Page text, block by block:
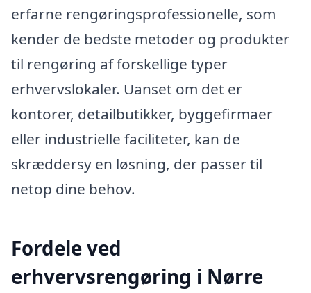
erfarne rengøringsprofessionelle, som
kender de bedste metoder og produkter
til rengøring af forskellige typer
erhvervslokaler. Uanset om det er
kontorer, detailbutikker, byggefirmaer
eller industrielle faciliteter, kan de
skræddersy en løsning, der passer til
netop dine behov.
Fordele ved
erhvervsrengøring i Nørre